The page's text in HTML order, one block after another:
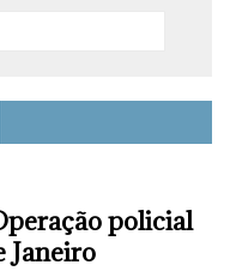
policial
Janeiro